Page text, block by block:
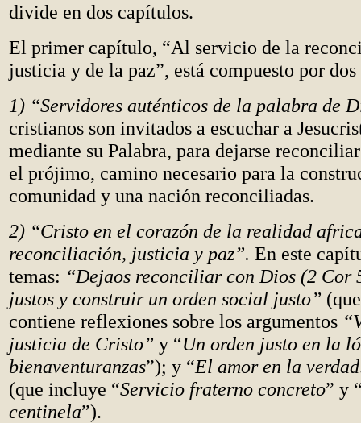
divide en dos capítulos.
El primer capítulo, “Al servicio de la
justicia y de la paz”, está compuesto por dos
1) “Servidores auténticos de la palabra de
cristianos son invitados a escuchar a
mediante su Palabra, para dejarse
el prójimo, camino necesario para la
comunidad y una nación reconciliadas.
2) “Cristo en el corazón de la realidad
reconciliación, justicia y paz”. En este
temas: “Dejaos reconciliar con Dios (2 Cor
justos y construir un orden social justo”
contiene reflexiones sobre los argumentos
justicia de Cristo” y “Un orden justo en la
bienaventuranzas”); y “El amor en la
(que incluye “Servicio fraterno concreto” y
centinela”).